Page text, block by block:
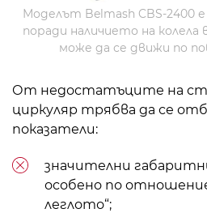
Моделът Belmash CBS-2400
поради наличието на колела
може да се движи по
От недостатъците на
циркуляр трябва да се
показатели:
значителни
особено по
леглото“;